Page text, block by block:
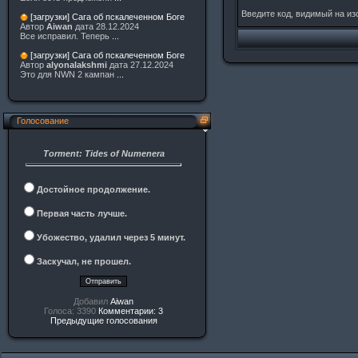
[загрузки] Сага об пскалеченном Боге
Автор Aiwan дата 28.12.2024
Все исправил. Теперь
[загрузки] Сага об пскалеченном Боге
Автор alyonalakshmi дата 27.12.2024
Это для NWN 2 кампан ...
Голосование
Torment: Tides of Numenera
Достойное продолжение.
Первая часть лучше.
Убожество, удалил через 5 минут.
Заскучал, не прошел.
Добавил Aiwan
Голоса: 3390 Комментарии: 3
Предыдущие голосования
Введите код, видимый на